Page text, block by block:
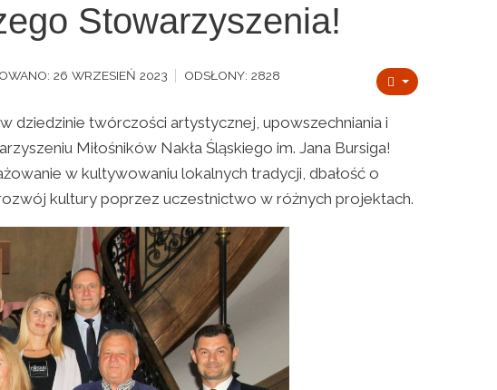
Stowarzyszenia!
26 WRZESIEŃ 2023 ODSŁONY: 2828
dziedzinie twórczości artystycznej, upowszechniania i
Miłośników Nakła Śląskiego im. Jana Bursiga!
w kultywowaniu lokalnych tradycji, dbałość o
kultury poprzez uczestnictwo w różnych projektach.